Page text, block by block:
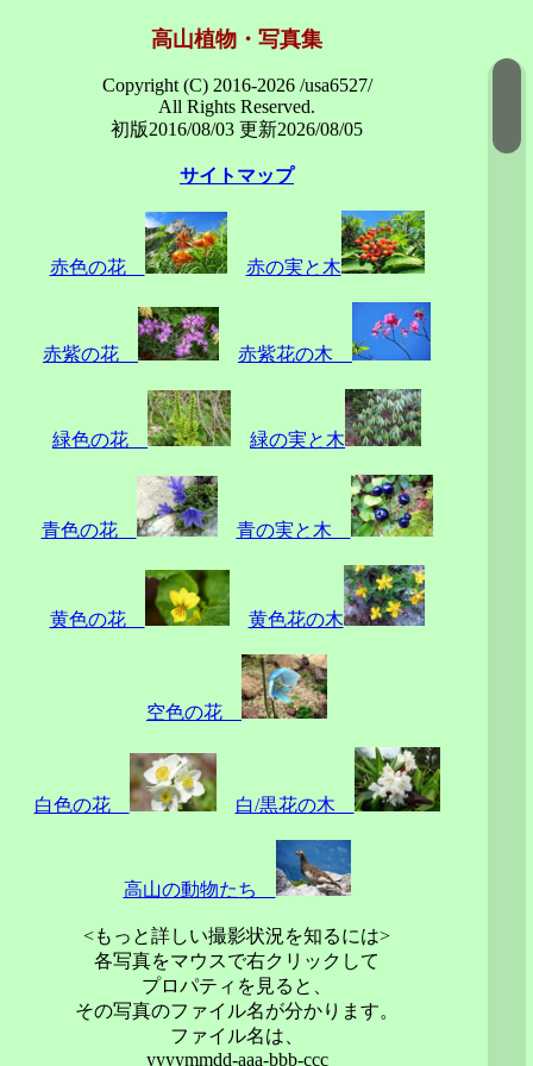
高山植物・写真集
Copyright (C) 2016-2026 /usa6527/
All Rights Reserved.
初版2016/08/03 更新2026/08/05
サイトマップ
赤色の花 赤の実と木
赤紫の花 赤紫花の木
緑色の花 緑の実と木
青色の花 青の実と木
黄色の花 黄色花の木
空色の花
白色の花 白/黒花の木
高山の動物たち
<もっと詳しい撮影状況を知るには>
各写真をマウスで右クリックして
プロパティを見ると、
その写真のファイル名が分かります。
ファイル名は、
yyyymmdd-aaa-bbb-ccc